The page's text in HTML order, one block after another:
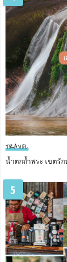
TRAVEL
น้ำตกถ้ำพระ เขตรั
5